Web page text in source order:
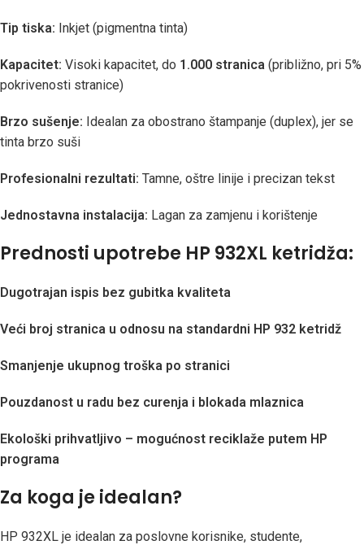
Tip tiska: Inkjet (pigmentna tinta)
Kapacitet: Visoki kapacitet, do 1.000 stranica (približno, pri 5%
pokrivenosti stranice)
Brzo sušenje: Idealan za obostrano štampanje (duplex), jer se
tinta brzo suši
Profesionalni rezultati: Tamne, oštre linije i precizan tekst
Jednostavna instalacija: Lagan za zamjenu i korištenje
Prednosti upotrebe HP 932XL ketridža:
Dugotrajan ispis bez gubitka kvaliteta
Veći broj stranica u odnosu na standardni HP 932 ketridž
Smanjenje ukupnog troška po stranici
Pouzdanost u radu bez curenja i blokada mlaznica
Ekološki prihvatljivo – mogućnost reciklaže putem HP
programa
Za koga je idealan?
HP 932XL je idealan za poslovne korisnike, studente,